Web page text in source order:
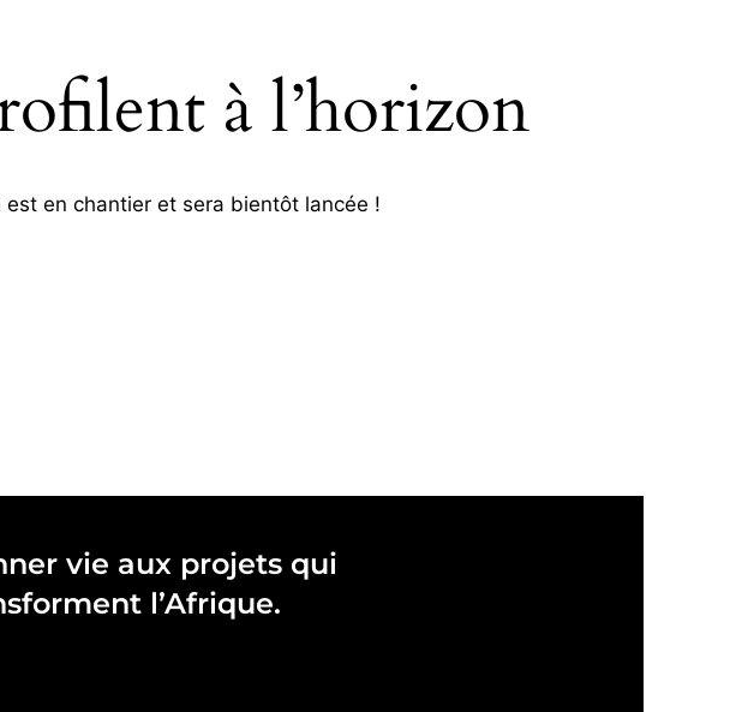
à l’horizon
est en chantier et sera bientôt lancée !
vie aux projets qui
l’Afrique.